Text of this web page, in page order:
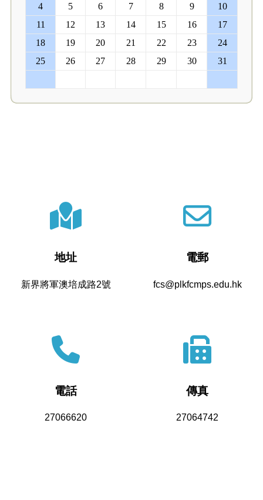
4
5 6 7 8 9
10
11
12 13 14 15 16
17
18
19 20 21 22 23
24
25
26 27 28 29 30
31
地址
新界將軍澳培成路2號
電郵
fcs@plkfcmps.edu.hk
電話
27066620
傳真
27064742